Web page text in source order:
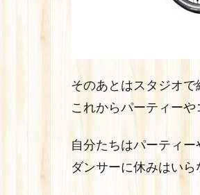
そのあとはスタジオで
これからパーティーや
自分たちはパーティー
ダンサーに休みはいら